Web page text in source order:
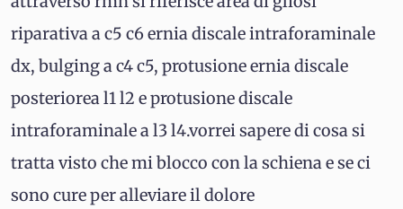
riparativa a c5 c6 ernia discale intraforaminale
dx, bulging a c4 c5, protusione ernia discale
posteriorea l1 l2 e protusione discale
intraforaminale a l3 l4.vorrei sapere di cosa si
tratta visto che mi blocco con la schiena e se ci
sono cure per alleviare il dolore